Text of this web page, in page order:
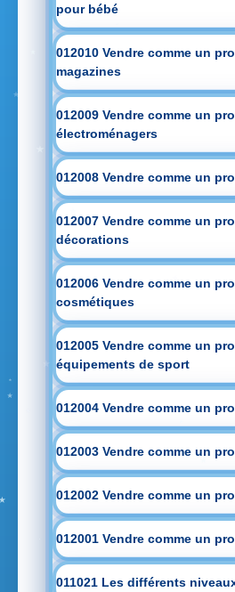
pour bébé
012010 Vendre comme un
magazines
012009 Vendre comme un
électroménagers
012008 Vendre comme un
012007 Vendre comme un
décorations
012006 Vendre comme un
cosmétiques
012005 Vendre comme un
équipements de sport
012004 Vendre comme un
012003 Vendre comme un
012002 Vendre comme un
012001 Vendre comme un
011021 Les différents